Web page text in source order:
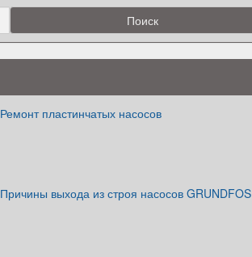
Ремонт пластинчатых насосов
Причины выхода из строя насосов GRUNDFOS